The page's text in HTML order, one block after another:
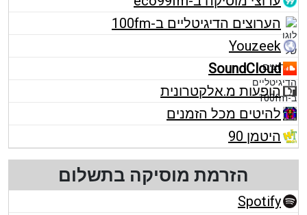
הערוצים הדיגיטליים ב-100fm
Youzeek
SoundCloud
הופעות מ.אלקטרונית
להיטים מכל הזמנים
היטמן 90
הזרמת מוסיקה בתשלום
Spotify